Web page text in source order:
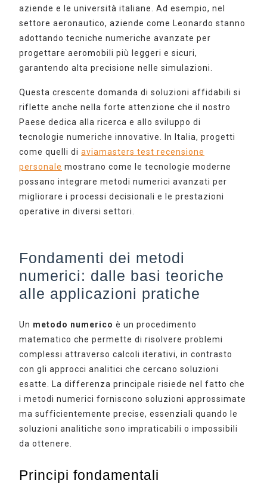
aziende e le università italiane. Ad esempio, nel
settore aeronautico, aziende come Leonardo stanno
adottando tecniche numeriche avanzate per
progettare aeromobili più leggeri e sicuri,
garantendo alta precisione nelle simulazioni.
Questa crescente domanda di soluzioni affidabili si
riflette anche nella forte attenzione che il nostro
Paese dedica alla ricerca e allo sviluppo di
tecnologie numeriche innovative. In Italia, progetti
come quelli di aviamasters test recensione
personale mostrano come le tecnologie moderne
possano integrare metodi numerici avanzati per
migliorare i processi decisionali e le prestazioni
operative in diversi settori.
Fondamenti dei metodi
numerici: dalle basi teoriche
alle applicazioni pratiche
Un metodo numerico è un procedimento
matematico che permette di risolvere problemi
complessi attraverso calcoli iterativi, in contrasto
con gli approcci analitici che cercano soluzioni
esatte. La differenza principale risiede nel fatto che
i metodi numerici forniscono soluzioni approssimate
ma sufficientemente precise, essenziali quando le
soluzioni analitiche sono impraticabili o impossibili
da ottenere.
Principi fondamentali